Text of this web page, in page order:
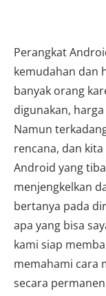
Perangkat
kemudahan dan
banyak orang
digunakan,
Namun
rencana, dan
Android yang
menjengkelkan
bertanya pada
apa yang bisa
kami siap
memahami cara
secara